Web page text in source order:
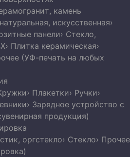
камень
искусственная›
панели› Стекло,
› Плитка керамическая›
(УФ-печать на любых
› Плакетки› Ручки›
› Зарядное устройство с
продукция)
оргстекло› Стекло› Прочее